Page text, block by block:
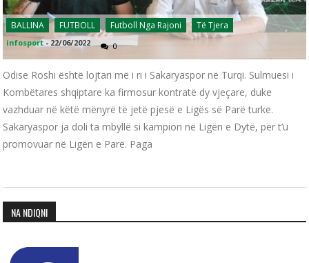
BALLINA FUTBOLL Futboll Nga Rajoni Të Tjera
infosport -22/06/2022 0
Odise Roshi është lojtari më i ri i Sakaryaspor në Turqi. Sulmuesi i
Kombëtares shqiptare ka firmosur kontratë dy vjeçare, duke
vazhduar në këtë mënyrë të jetë pjesë e Ligës së Parë turke.
Sakaryaspor ja doli ta mbyllë si kampion në Ligën e Dytë, për t’u
promovuar në Ligën e Parë. Paga
NA NDIQNI